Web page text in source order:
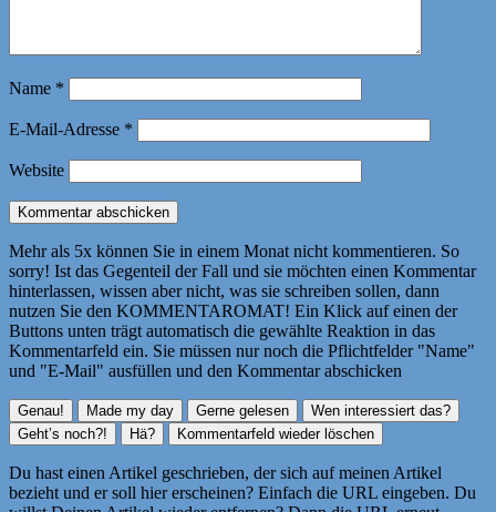
Name *
E-Mail-Adresse *
Website
Mehr als 5x können Sie in einem Monat nicht kommentieren. So
sorry! Ist das Gegenteil der Fall und sie möchten einen Kommentar
hinterlassen, wissen aber nicht, was sie schreiben sollen, dann
nutzen Sie den KOMMENTAROMAT! Ein Klick auf einen der
Buttons unten trägt automatisch die gewählte Reaktion in das
Kommentarfeld ein. Sie müssen nur noch die Pflichtfelder "Name"
und "E-Mail" ausfüllen und den Kommentar abschicken
Du hast einen Artikel geschrieben, der sich auf meinen Artikel
bezieht und er soll hier erscheinen? Einfach die URL eingeben. Du